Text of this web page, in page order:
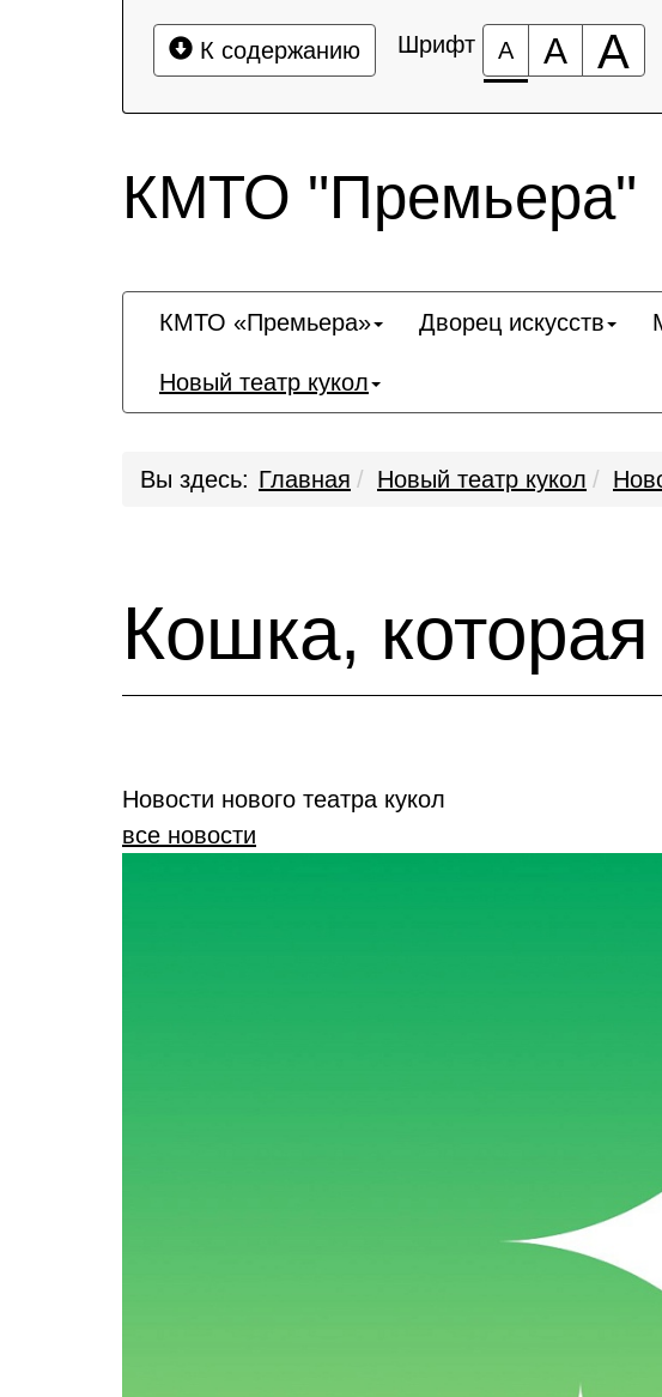
К содержанию Шрифт А А А
КМТО "Премьера"
КМТО «Премьера» Дворец искусств
Новый театр кукол
Вы здесь: Главная Новый театр кукол
Кошка,
Новости нового театра кукол
все новости